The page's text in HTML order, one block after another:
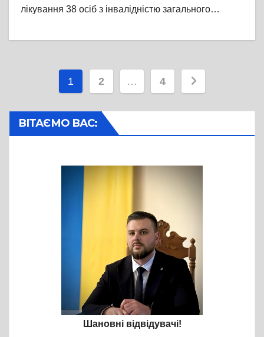
лікування 38 осіб з інвалідністю загального…
Пагінація
записів
1 2 … 4
ВІТАЄМО ВАС:
Шановні відвідувачі!